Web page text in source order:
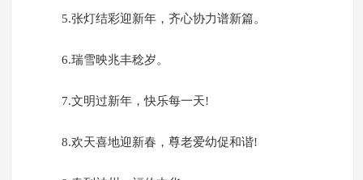
5.张灯结彩迎新年，齐心协力谱新篇。
6.瑞雪映兆丰稔岁。
7.文明过新年，快乐每一天!
8.欢天喜地迎新春，尊老爱幼促和谐!